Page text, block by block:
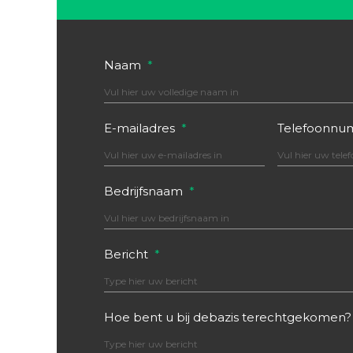
Naam *
E-mailadres *
Bedrijfsnaam *
Bericht *
Hoe bent u bij debazis terechtgekomen?